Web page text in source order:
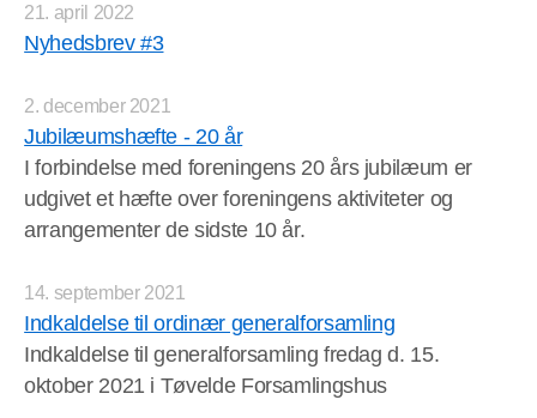
21. april 2022
Nyhedsbrev #3
2. december 2021
Jubilæumshæfte - 20 år
I forbindelse med foreningens 20 års jubilæum er
udgivet et hæfte over foreningens aktiviteter og
arrangementer de sidste 10 år.
14. september 2021
Indkaldelse til ordinær generalforsamling
Indkaldelse til generalforsamling fredag d. 15.
oktober 2021 i Tøvelde Forsamlingshus